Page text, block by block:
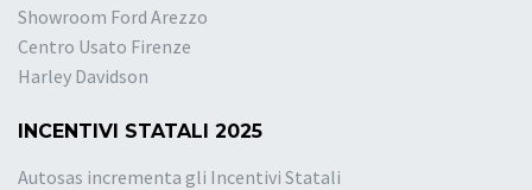
Showroom Ford Arezzo
Centro Usato Firenze
Harley Davidson
INCENTIVI STATALI 2025
Autosas incrementa gli Incentivi Statali